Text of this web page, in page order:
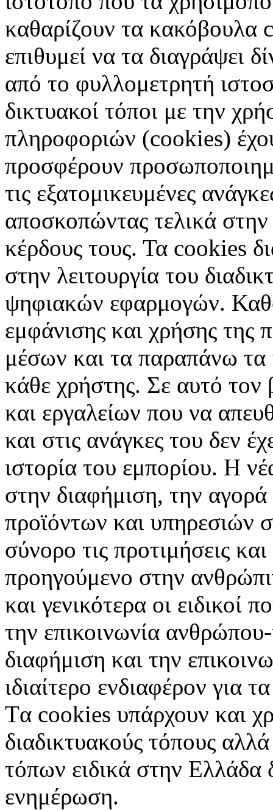
καθαρίζουν τα κακόβουλα
επιθυμεί να τα διαγράψει
από το φυλλομετρητή
δικτυακοί τόποι με την
πληροφοριών (cookies)
προσφέρουν
τις εξατομικευμένες
αποσκοπώντας τελικά
κέρδους τους. Τα cookies
στην λειτουργία του
ψηφιακών εφαρμογών.
εμφάνισης και χρήσης της
μέσων και τα παραπάνω τα
κάθε χρήστης. Σε αυτό
και εργαλείων που να
και στις ανάγκες του δεν
ιστορία του εμπορίου. Η
στην διαφήμιση, την
προϊόντων και υπηρεσιών
σύνορο τις προτιμήσεις
προηγούμενο στην
και γενικότερα οι ειδικοί
την επικοινωνία
διαφήμιση και την
ιδιαίτερο ενδιαφέρον για
Tα cookies υπάρχουν και
διαδικτυακούς τόπους
τόπων ειδικά στην Ελλάδα
ενημέρωση.